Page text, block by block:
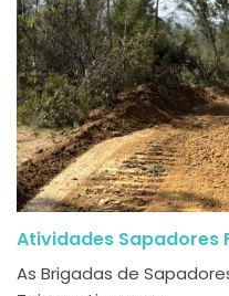
Atividades Sapadores
As Brigadas de